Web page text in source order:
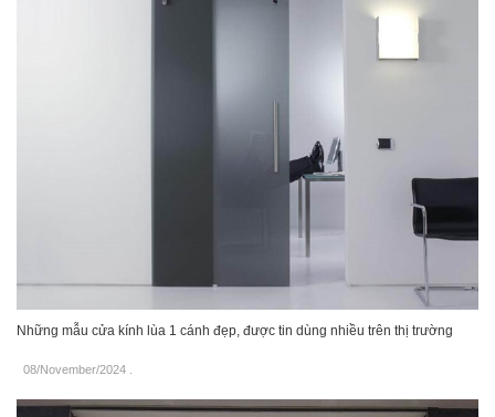
Những mẫu cửa kính lùa 1 cánh đẹp, được tin dùng nhiều trên thị trường
08/November/2024